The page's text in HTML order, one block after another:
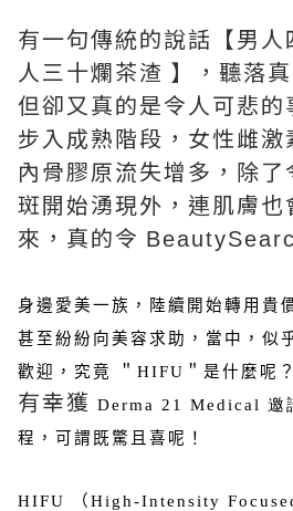
有一句傳統的說話【男
人三十爛茶渣 】，聽落
但卻又真的是令人可悲的
步入成熟階段，女性雌
內骨膠原流失增多，除
斑開始湧現外，連肌膚也
來，真的令
身邊愛美一族，陸續開始轉用貴
甚至紛紛向美容求助，當中，似
歡迎，究竟 ＂HIFU＂是什麼呢
有幸獲 Derma 21 Medical 邀
程，可謂既驚且喜呢！
HIFU （ High-Intensity